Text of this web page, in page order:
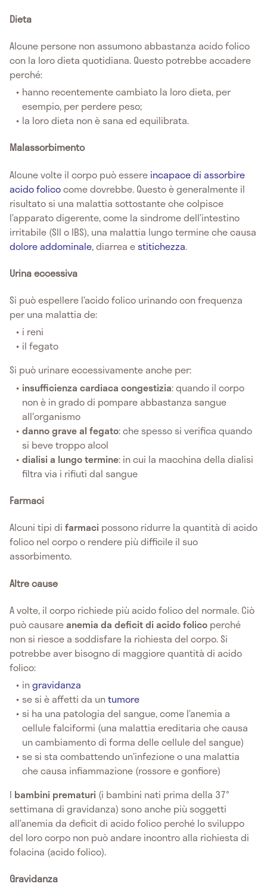
Dieta
Alcune persone non assumono abbastanza acido folico
con la loro dieta quotidiana. Questo potrebbe accadere
perché:
hanno recentemente cambiato la loro dieta, per
esempio, per perdere peso;
la loro dieta non è sana ed equilibrata.
Malassorbimento
Alcune volte il corpo può essere incapace di assorbire
acido folicocome dovrebbe. Questo è generalmente il
risultato si una malattia sottostante che colpisce
l’apparato digerente, come la sindrome dell’intestino
irritabile (SII o IBS), una malattia lungo termine che causa
dolore addominale, diarrea estitichezza.
Urina eccessiva
Si può espellere l’acido folico urinando con frequenza
per una malattia de:
i reni
il fegato
Si può urinare eccessivamente anche per:
insufficienza cardiaca congestizia: quando il corpo
non è in grado di pompare abbastanza sangue
all'organismo
danno grave al fegato: che spesso si verifica quando
si beve troppo alcol
dialisi a lungo termine: in cui la macchina della dialisi
filtra via i rifiuti dal sangue
Farmaci
Alcuni tipi di farmaci possono ridurre la quantità di acido
folico nel corpo o rendere più difficile il suo
assorbimento.
Altre cause
A volte, il corpo richiede più acido folico del normale. Ciò
può causareanemia da deficit di acido folico perché
non si riesce a soddisfare la richiesta del corpo. Si
potrebbe aver bisogno di maggiore quantità di acido
folico:
ingravidanza
se si è affetti da untumore
si ha una patologia del sangue, come l’anemia a
cellule falciformi (una malattia ereditaria che causa
un cambiamento di forma delle cellule del sangue)
se si sta combattendo un’infezione o una malattia
che causa infiammazione (rossore e gonfiore)
I bambini prematuri (i bambini nati prima della 37°
settimana di gravidanza) sono anche più soggetti
all’anemia da deficit di acido folico perché lo sviluppo
del loro corpo non può andare incontro alla richiesta di
folacina (acido folico).
Gravidanza